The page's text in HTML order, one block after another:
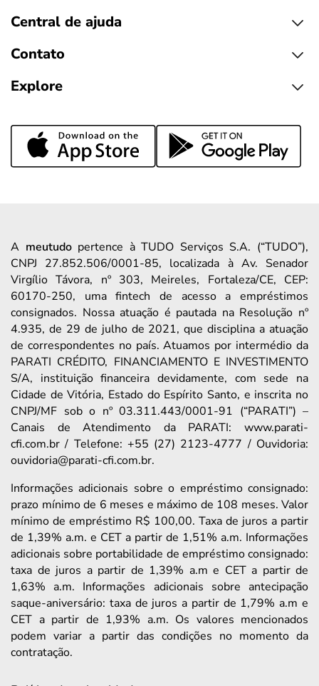
Central de ajuda
Contato
Explore
A meutudopertence à TUDO Serviços S.A. (“TUDO”),
CNPJ 27.852.506/0001-85, localizada à Av. Senador
Virgílio Távora, nº 303, Meireles, Fortaleza/CE, CEP:
60170-250, uma fintech de acesso a empréstimos
consignados. Nossa atuação é pautada na Resolução nº
4.935, de 29 de julho de 2021, que disciplina a atuação
de correspondentes no país. Atuamos por intermédio da
PARATI CRÉDITO, FINANCIAMENTO E INVESTIMENTO
S/A, instituição financeira devidamente, com sede na
Cidade de Vitória, Estado do Espírito Santo, e inscrita no
CNPJ/MF sob o nº 03.311.443/0001-91 (“PARATI”) –
Canais de Atendimento da PARATI: www.parati-
cfi.com.br / Telefone: +55 (27) 2123-4777 / Ouvidoria:
ouvidoria@parati-cfi.com.br.
Informações adicionais sobre o empréstimo consignado:
prazo mínimo de 6 meses e máximo de 108 meses. Valor
mínimo de empréstimo R$ 100,00. Taxa de juros a partir
de 1,39% a.m. e CET a partir de 1,51% a.m. Informações
adicionais sobre portabilidade de empréstimo consignado:
taxa de juros a partir de 1,39% a.m e CET a partir de
1,63% a.m. Informações adicionais sobre antecipação
saque-aniversário: taxa de juros a partir de 1,79% a.m e
CET a partir de 1,93% a.m. Os valores mencionados
podem variar a partir das condições no momento da
contratação.